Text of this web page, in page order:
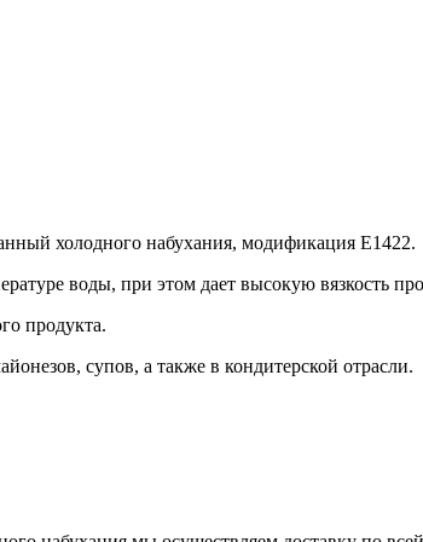
холодного набухания, модификация Е1422.
воды, при этом дает высокую вязкость
продукта.
супов, а также в кондитерской отрасли.